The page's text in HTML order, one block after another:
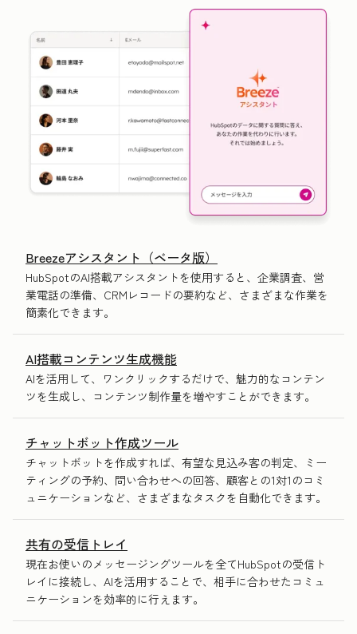
Breezeアシスタント（ベータ版）
HubSpotのAI搭載アシスタントを使用すると、企業調査、営
業電話の準備、CRMレコードの要約など、さまざまな作業を
簡素化できます。
AI搭載コンテンツ生成機能
AIを活用して、ワンクリックするだけで、魅力的なコンテン
ツを生成し、コンテンツ制作量を増やすことができます。
チャットボット作成ツール
チャットボットを作成すれば、有望な見込み客の判定、ミー
ティングの予約、問い合わせへの回答、顧客との1対1のコミ
ュニケーションなど、さまざまなタスクを自動化できます。
共有の受信トレイ
現在お使いのメッセージングツールを全てHubSpotの受信ト
レイに接続し、AIを活用することで、相手に合わせたコミュ
ニケーションを効率的に行えます。